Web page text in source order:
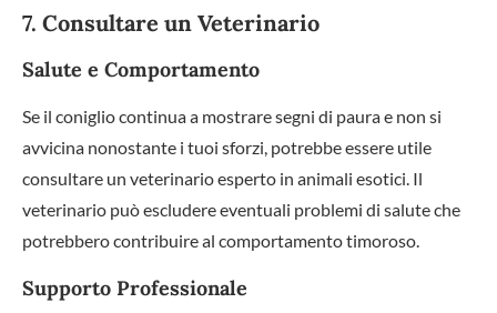
7. Consultare un Veterinario
Salute e Comportamento
Se il coniglio continua a mostrare segni di paura e non si
avvicina nonostante i tuoi sforzi, potrebbe essere utile
consultare un veterinario esperto in animali esotici. Il
veterinario può escludere eventuali problemi di salute che
potrebbero contribuire al comportamento timoroso.
Supporto Professionale